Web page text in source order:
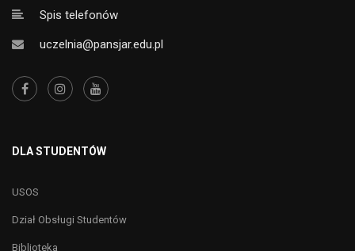
Spis telefonów
uczelnia@pansjar.edu.pl
DLA STUDENTÓW
USOS
Dział Obsługi Studentów
Biblioteka